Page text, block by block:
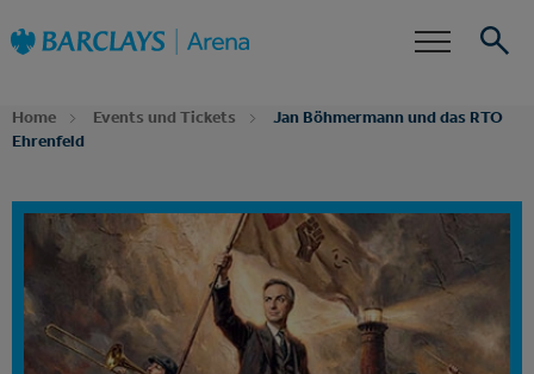
Startseite
Barrierefreiheit
Home Events und Tickets
Jan Böhmermann und das RTO
Ehrenfeld
Dein Event Alarm
Abonniere jetzt unseren Newsletter und erfahre
zuerst, wenn für Jan Böhmermann und das RTO
Ehrenfeld Tickets, Zusatztermine oder neue
Ticketkontingente verfügbar sind.